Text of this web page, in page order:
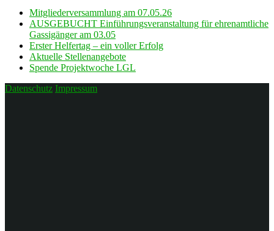
Mitgliederversammlung am 07.05.26
AUSGEBUCHT Einführungsveranstaltung für ehrenamtliche
Gassigänger am 03.05
Erster Helfertag – ein voller Erfolg
Aktuelle Stellenangebote
Spende Projektwoche LGL
Datenschutz Impressum